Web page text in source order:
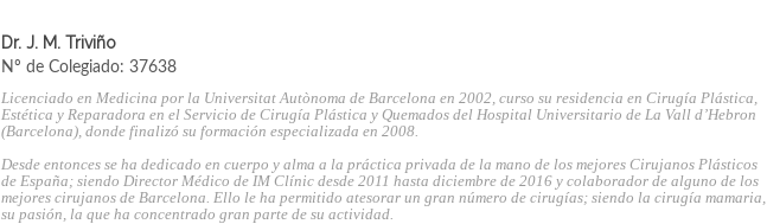
Dr. J. M. Triviño
Nº de Colegiado: 37638
Licenciado en Medicina por la Universitat Autònoma de Barcelona en 2002, curso su residencia en Cirugía Plástica,
Estética y Reparadora en el Servicio de Cirugía Plástica y Quemados del Hospital Universitario de La Vall d’Hebron
(Barcelona), donde finalizó su formación especializada en 2008.
Desde entonces se ha dedicado en cuerpo y alma a la práctica privada de la mano de los mejores Cirujanos Plásticos
de España; siendo Director Médico de IM Clínic desde 2011 hasta diciembre de 2016 y colaborador de alguno de los
mejores cirujanos de Barcelona. Ello le ha permitido atesorar un gran número de cirugías; siendo la cirugía mamaria,
su pasión, la que ha concentrado gran parte de su actividad.